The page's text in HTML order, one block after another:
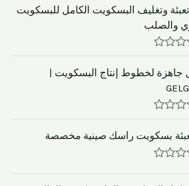
وتغليف البسكويت الكامل للبسكويت
والصلب
جاهزة لخطوط إنتاج البسكويت |
تعبئة بسكويت راسك صينية مخصصة